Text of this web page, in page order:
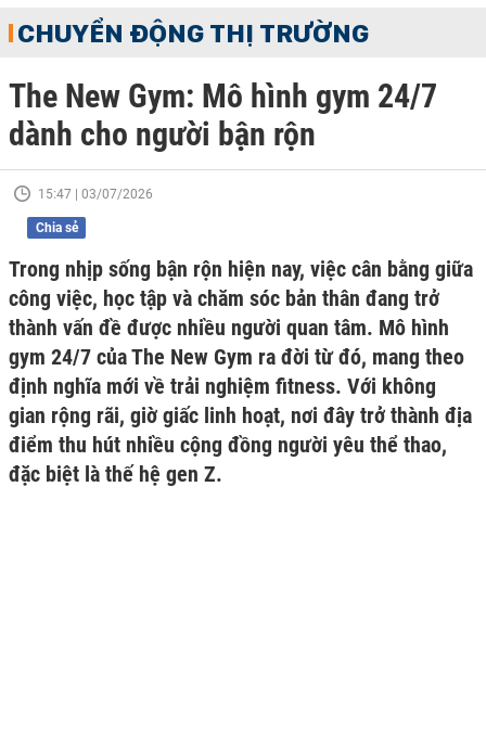
CHUYỂN ĐỘNG THỊ TRƯỜNG
The New Gym: Mô hình gym 24/7
dành cho người bận rộn
15:47 | 03/07/2026
Chia sẻ
Trong nhịp sống bận rộn hiện nay, việc cân bằng giữa
công việc, học tập và chăm sóc bản thân đang trở
thành vấn đề được nhiều người quan tâm. Mô hình
gym 24/7 của The New Gym ra đời từ đó, mang theo
định nghĩa mới về trải nghiệm fitness. Với không
gian rộng rãi, giờ giấc linh hoạt, nơi đây trở thành địa
điểm thu hút nhiều cộng đồng người yêu thể thao,
đặc biệt là thế hệ gen Z.